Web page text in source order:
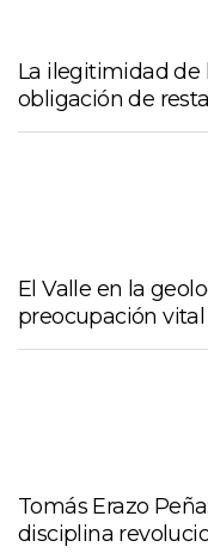
La ilegitimidad de
obligación de
El Valle en la
preocupación vital
Tomás Erazo
disciplina